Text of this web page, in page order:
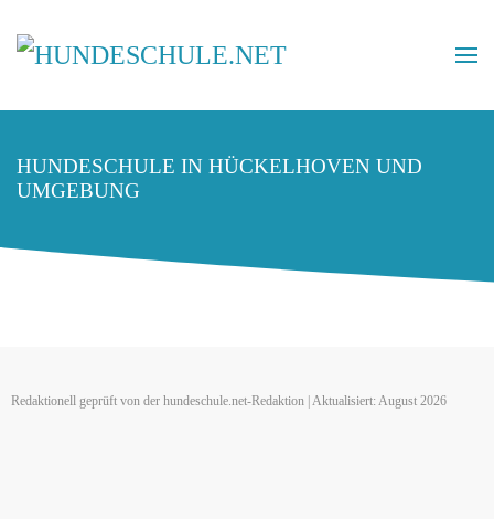
HUNDESCHULE IN HÜCKELHOVEN UND
UMGEBUNG
Redaktionell geprüft von der hundeschule.net-Redaktion | Aktualisiert: August 2026